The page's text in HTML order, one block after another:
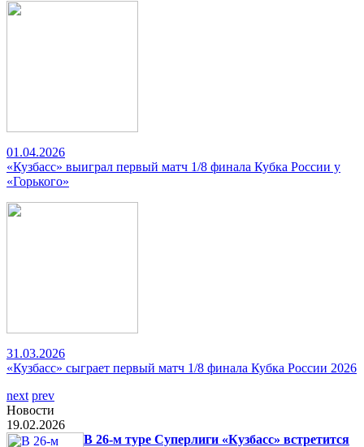
01.04.2026
«Кузбасс» выиграл первый матч 1/8 финала Кубка России у
«Горького»
31.03.2026
«Кузбасс» сыграет первый матч 1/8 финала Кубка России 2026
next prev
Новости
19.02.2026
В 26-м туре Суперлиги «Кузбасс» встретится